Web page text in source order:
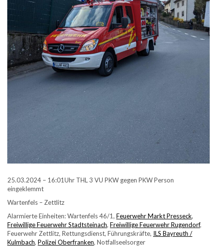
25.03.2024 – 16:01Uhr THL 3 VU PKW gegen PKW Person
eingeklemmt
Wartenfels – Zettlitz
Alarmierte Einheiten: Wartenfels 46/1, Feuerwehr Markt Presseck,
Freiwillige Feuerwehr Stadtsteinach, Freiwillige Feuerwehr Rugendorf,
Feuerwehr Zettlitz, Rettungsdienst, Führungskräfte, ILS Bayreuth /
Kulmbach, Polizei Oberfranken, Notfallseelsorger